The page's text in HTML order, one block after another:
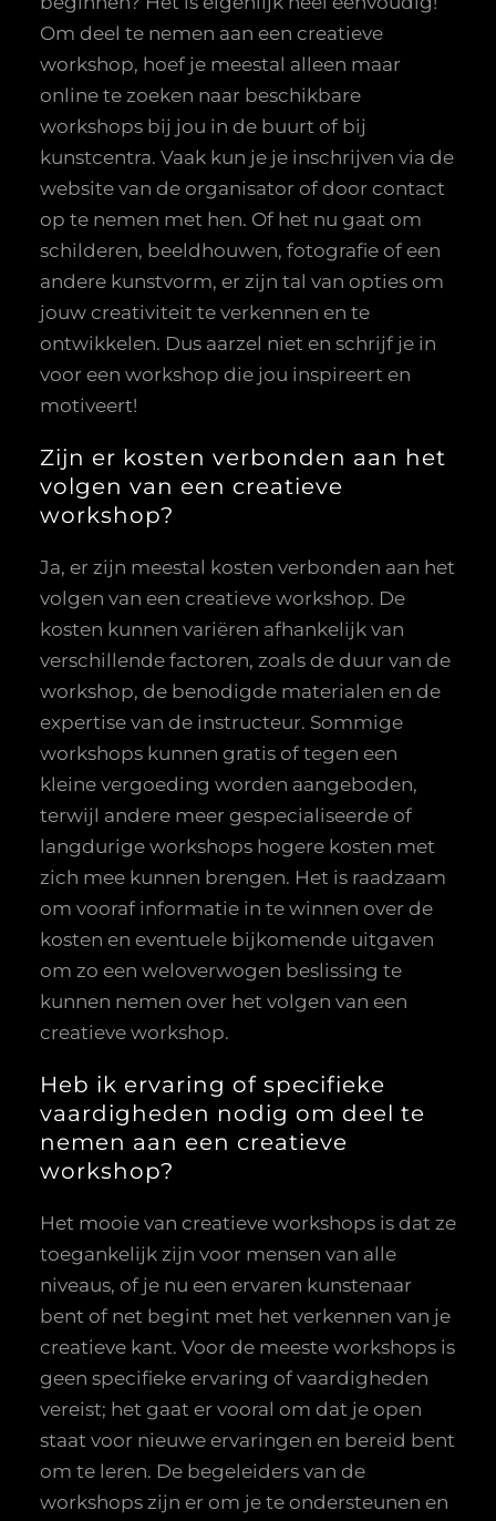
Om deel te nemen aan een creatieve
workshop, hoef je meestal alleen maar
online te zoeken naar beschikbare
workshops bij jou in de buurt of bij
kunstcentra. Vaak kun je je inschrijven via de
website van de organisator of door contact
op te nemen met hen. Of het nu gaat om
schilderen, beeldhouwen, fotografie of een
andere kunstvorm, er zijn tal van opties om
jouw creativiteit te verkennen en te
ontwikkelen. Dus aarzel niet en schrijf je in
voor een workshop die jou inspireert en
motiveert!
Zijn er kosten verbonden aan het
volgen van een creatieve
workshop?
Ja, er zijn meestal kosten verbonden aan het
volgen van een creatieve workshop. De
kosten kunnen variëren afhankelijk van
verschillende factoren, zoals de duur van de
workshop, de benodigde materialen en de
expertise van de instructeur. Sommige
workshops kunnen gratis of tegen een
kleine vergoeding worden aangeboden,
terwijl andere meer gespecialiseerde of
langdurige workshops hogere kosten met
zich mee kunnen brengen. Het is raadzaam
om vooraf informatie in te winnen over de
kosten en eventuele bijkomende uitgaven
om zo een weloverwogen beslissing te
kunnen nemen over het volgen van een
creatieve workshop.
Heb ik ervaring of specifieke
vaardigheden nodig om deel te
nemen aan een creatieve
workshop?
Het mooie van creatieve workshops is dat ze
toegankelijk zijn voor mensen van alle
niveaus, of je nu een ervaren kunstenaar
bent of net begint met het verkennen van je
creatieve kant. Voor de meeste workshops is
geen specifieke ervaring of vaardigheden
vereist; het gaat er vooral om dat je open
staat voor nieuwe ervaringen en bereid bent
om te leren. De begeleiders van de
workshops zijn er om je te ondersteunen en